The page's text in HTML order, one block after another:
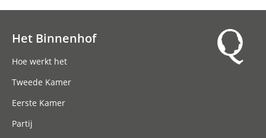
Het Binnenhof
Hoe werkt het
Tweede Kamer
Eerste Kamer
Partij